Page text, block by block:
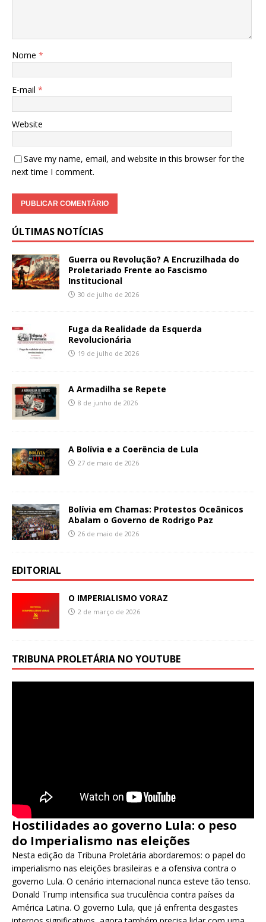
Nome *
E-mail *
Website
Save my name, email, and website in this browser for the
next time I comment.
ÚLTIMAS NOTÍCIAS
Guerra ou Revolução? A Encruzilhada do
Proletariado Frente ao Fascismo
Institucional
30 de julho de 2026
Fuga da Realidade da Esquerda
Revolucionária
19 de julho de 2026
A Armadilha se Repete
8 de junho de 2026
A Bolívia e a Coerência de Lula
27 de maio de 2026
Bolívia em Chamas: Protestos Oceânicos
Abalam o Governo de Rodrigo Paz
26 de maio de 2026
EDITORIAL
O IMPERIALISMO VORAZ
2 de março de 2026
TRIBUNA PROLETÁRIA NO YOUTUBE
Hostilidades ao governo Lula: o peso
do Imperialismo nas eleições
Nesta edição da Tribuna Proletária abordaremos: o papel do
imperialismo nas eleições brasileiras e a ofensiva contra o
governo Lula. O cenário internacional nunca esteve tão tenso.
Donald Trump intensifica sua truculência contra países da
América Latina. O governo Lula, que já enfrenta desgastes